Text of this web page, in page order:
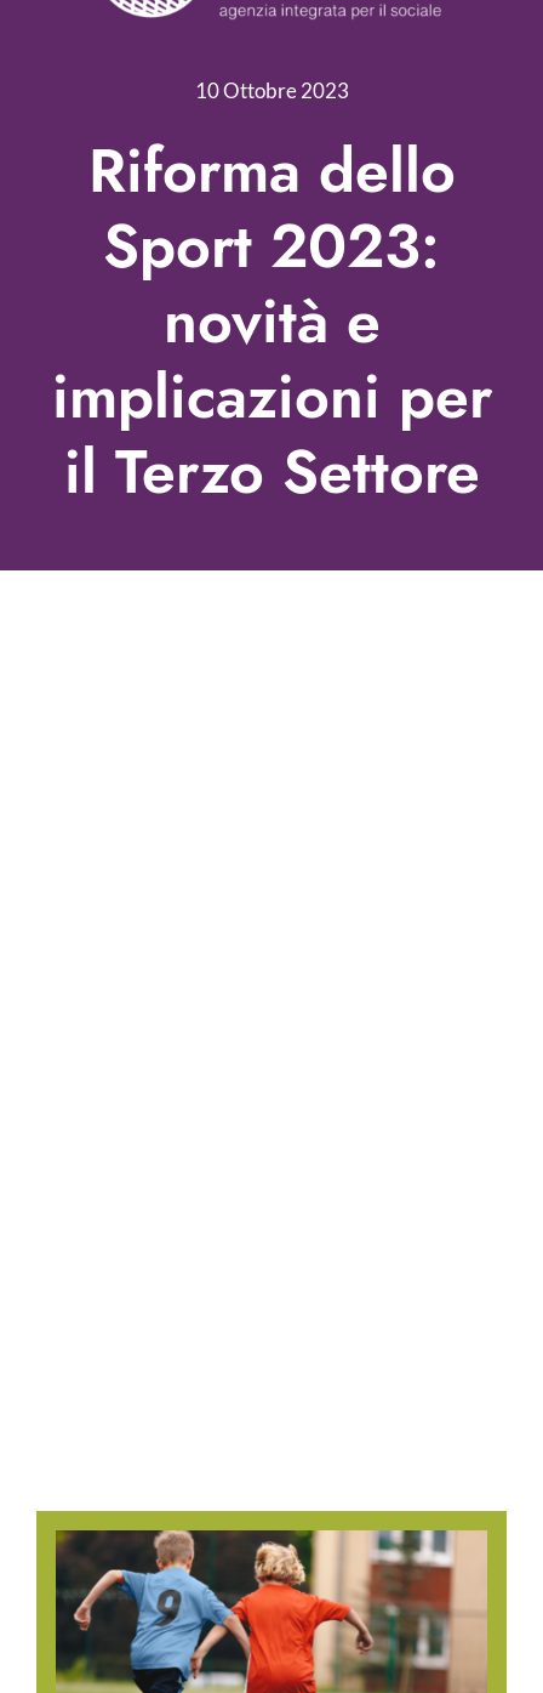
Servizi
Nonprofit Blog
Fundraising Academy
Multimedia
Come contattarci
10 Ottobre 2023
Riforma dello
Sport 2023:
novità e
implicazioni per
il Terzo Settore